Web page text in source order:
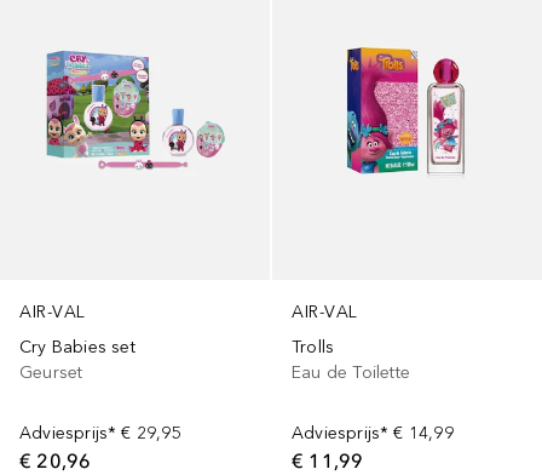
AIR-VAL
Cry Babies set
Geurset
Adviesprijs* € 29,95
€ 20,96
AIR-VAL
Trolls
Eau de Toilette
Adviesprijs* € 14,99
€ 11,99